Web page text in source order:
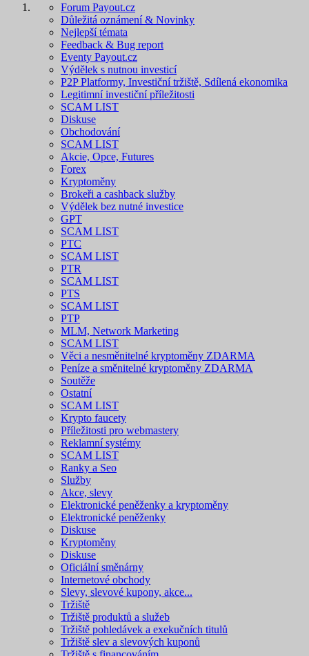
Forum Payout.cz
Důležitá oznámení & Novinky
Nejlepší témata
Feedback & Bug report
Eventy Payout.cz
Výdělek s nutnou investicí
P2P Platformy, Investiční tržiště, Sdílená ekonomika
Legitimní investiční příležitosti
SCAM LIST
Diskuse
Obchodování
SCAM LIST
Akcie, Opce, Futures
Forex
Kryptoměny
Brokeři a cashback služby
Výdělek bez nutné investice
GPT
SCAM LIST
PTC
SCAM LIST
PTR
SCAM LIST
PTS
SCAM LIST
PTP
MLM, Network Marketing
SCAM LIST
Věci a nesměnitelné kryptoměny ZDARMA
Peníze a směnitelné kryptoměny ZDARMA
Soutěže
Ostatní
SCAM LIST
Krypto faucety
Příležitosti pro webmastery
Reklamní systémy
SCAM LIST
Ranky a Seo
Služby
Akce, slevy
Elektronické peněženky a kryptoměny
Elektronické peněženky
Diskuse
Kryptoměny
Diskuse
Oficiální směnárny
Internetové obchody
Slevy, slevové kupony, akce...
Tržiště
Tržiště produktů a služeb
Tržiště pohledávek a exekučních titulů
Tržiště slev a slevových kuponů